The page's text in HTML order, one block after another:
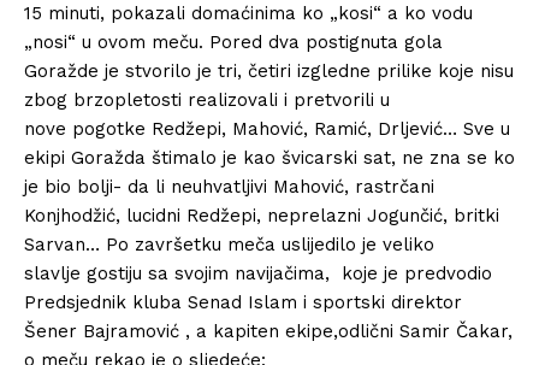
15 minuti, pokazali domaćinima ko „kosi“ a ko vodu
„nosi“ u ovom meču. Pored dva postignuta gola
Goražde je stvorilo je tri, četiri izgledne prilike koje nisu
zbog brzopletosti realizovali i pretvorili u
nove pogotke Redžepi, Mahović, Ramić, Drljević… Sve u
ekipi Goražda štimalo je kao švicarski sat, ne zna se ko
je bio bolji- da li neuhvatljivi Mahović, rastrčani
Konjhodžić, lucidni Redžepi, neprelazni Jogunčić, britki
Sarvan… Po završetku meča uslijedilo je veliko
slavlje gostiju sa svojim navijačima, koje je predvodio
Predsjednik kluba Senad Islam i sportski direktor
Šener Bajramović , a kapiten ekipe,odlični Samir Čakar,
o meču rekao je o sljedeće: